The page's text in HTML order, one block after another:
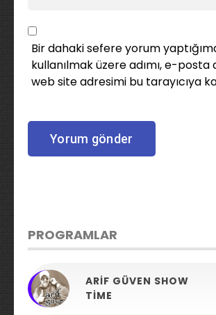
Bir dahaki sefere yorum
kullanılmak üzere adımı, e-posta
web site adresimi bu tarayıcıya
PROGRAMLAR
ARIF GÜVEN SHOW
TIME